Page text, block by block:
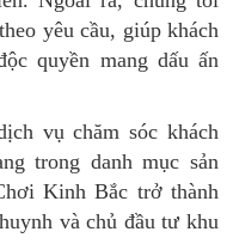
yêu cầu, giúp khách
quyền mang dấu ấn
vụ chăm sóc khách
trong danh mục sản
Kinh Bắc trở thành
và chủ đầu tư khu